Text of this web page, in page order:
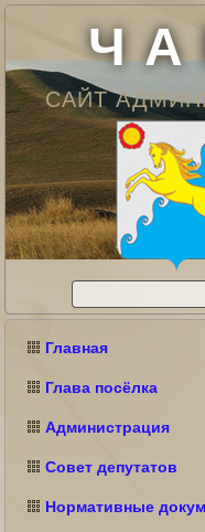
Ч А
САЙТ
Главная
Глава посёлка
Администрация
Совет депутатов
Нормативные